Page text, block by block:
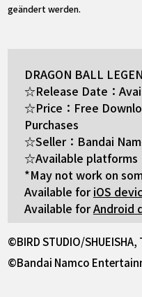
geändert werden.
DRAGON BALL
☆Release Date：
☆Price：Free
Purchases
☆Seller：Bandai
☆Available platforms
*May not work on
Available foriOS
Available forAndroid
©BIRD STUDIO/SHUEISHA,
©Bandai Namco